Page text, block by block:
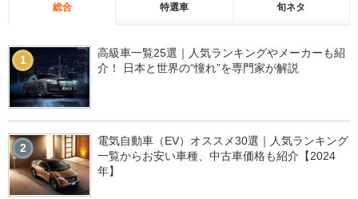
総合 特選車 旬ネタ
1
高級車一覧25選｜人気ランキングやメーカーも紹
介！ 日本と世界の“憧れ”を専門家が解説
2
電気自動車（EV）オススメ30選｜人気ランキング
一覧からお安い車種、中古車価格も紹介【2024
年】